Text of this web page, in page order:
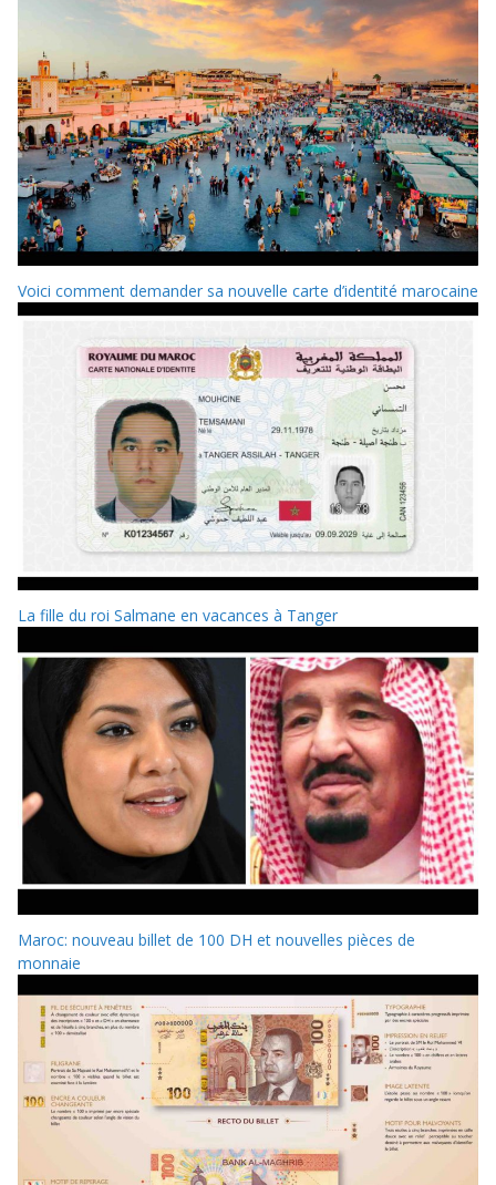
Voici comment demander sa nouvelle carte d’identité marocaine
La fille du roi Salmane en vacances à Tanger
Maroc: nouveau billet de 100 DH et nouvelles pièces de
monnaie